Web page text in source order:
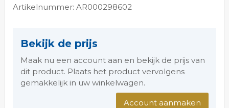
Artikelnummer: AR000298602
Bekijk de prijs
Maak nu een account aan en bekijk de prijs van
dit product. Plaats het product vervolgens
gemakkelijk in uw winkelwagen.
Account aanmaken